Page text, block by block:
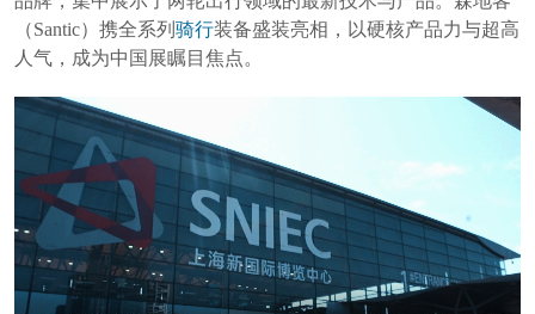
（Santic）携全系列 骑行装备盛装亮相，以硬核产品力与超高
人气，成为中国展瞩目焦点。